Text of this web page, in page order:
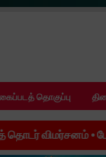
தொகுப்பு
போட்டோகிராபர்’